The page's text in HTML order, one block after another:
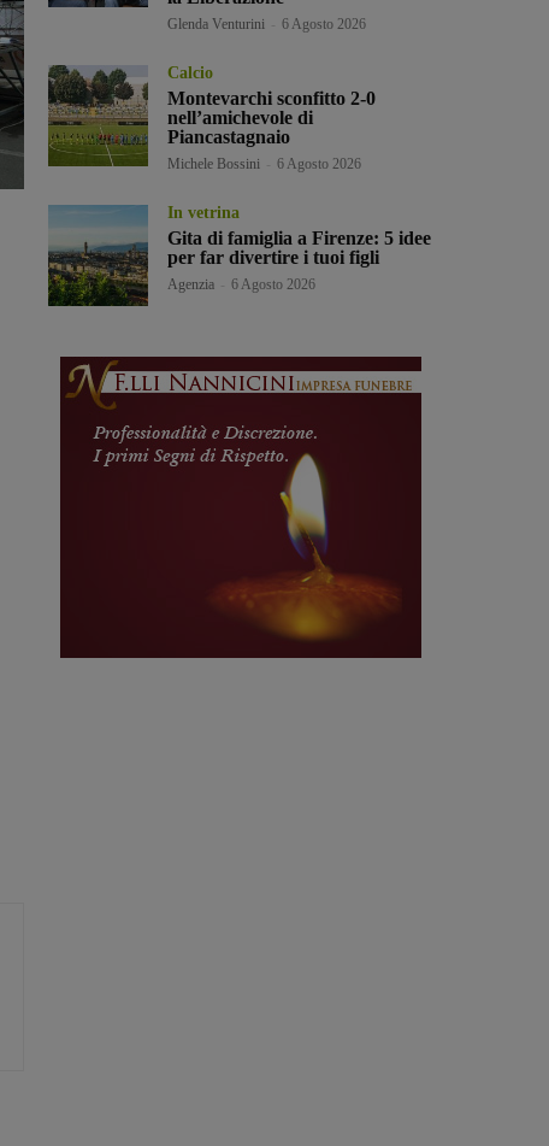
Glenda Venturini 6 Agosto 2026
Calcio
Montevarchi sconfitto 2-0
nell’amichevole di
Piancastagnaio
Michele Bossini 6 Agosto 2026
In vetrina
Gita di famiglia a Firenze: 5 idee
per far divertire i tuoi figli
Agenzia 6 Agosto 2026